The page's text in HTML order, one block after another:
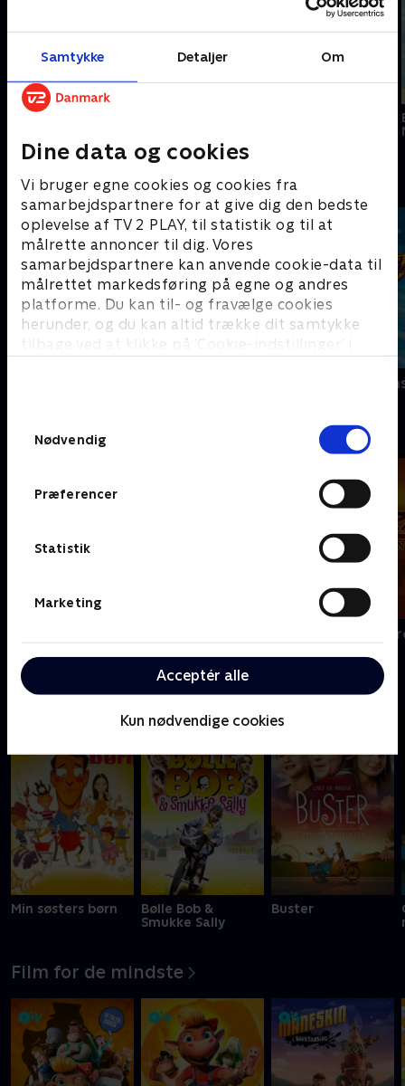
Samtykke Detaljer Om
Dine data og cookies
Vi bruger egne cookies og cookies fra
samarbejdspartnere for at give dig den bedste
oplevelse af TV 2 PLAY, til statistik og til at
målrette annoncer til dig. Vores
samarbejdspartnere kan anvende cookie-data til
målrettet markedsføring på egne og andres
platforme. Du kan til- og fravælge cookies
herunder, og du kan altid trække dit samtykke
tilbage ved at klikke på ’Cookie-indstillinger’ i
Nødvendig
Præferencer
Statistik
Marketing
Acceptér alle
Kun nødvendige cookies
Nyligt tilføjet
Sjove serier - se dem med SkyShowtime
Blaze og
Kendt fra legetøjshylden
Zorro the
Danske klassikere
Min søsters børn
Bølle Bob &
Smukke Sally
Buster
Film for de mindste